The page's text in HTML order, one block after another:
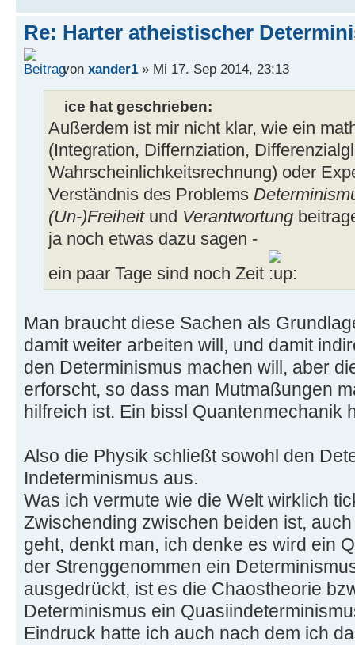
Re: Harter atheistischer
von xander1 » Mi 17. Sep 2014, 23:13
ice hat geschrieben:
Außerdem ist mir nicht klar, wie ein
(Integration, Differnziation,
Wahrscheinlichkeitsrechnung) oder
Verständnis des Problems
(Un-)Freiheitund Verantwortung
ja noch etwas dazu sagen -
ein paar Tage sind noch Zeit
Man braucht diese Sachen als
damit weiter arbeiten will, und damit
den Determinismus machen will, aber
erforscht, so dass man Mutmaßungen
hilfreich ist. Ein bissl Quantenmechanik
Also die Physik schließt sowohl den
Indeterminismus aus.
Was ich vermute wie die Welt wirklich
Zwischending zwischen beiden ist,
geht, denkt man, ich denke es wird ein
der Strenggenommen ein
ausgedrückt, ist es die Chaostheorie
Determinismus ein
Eindruck hatte ich auch nach dem ich